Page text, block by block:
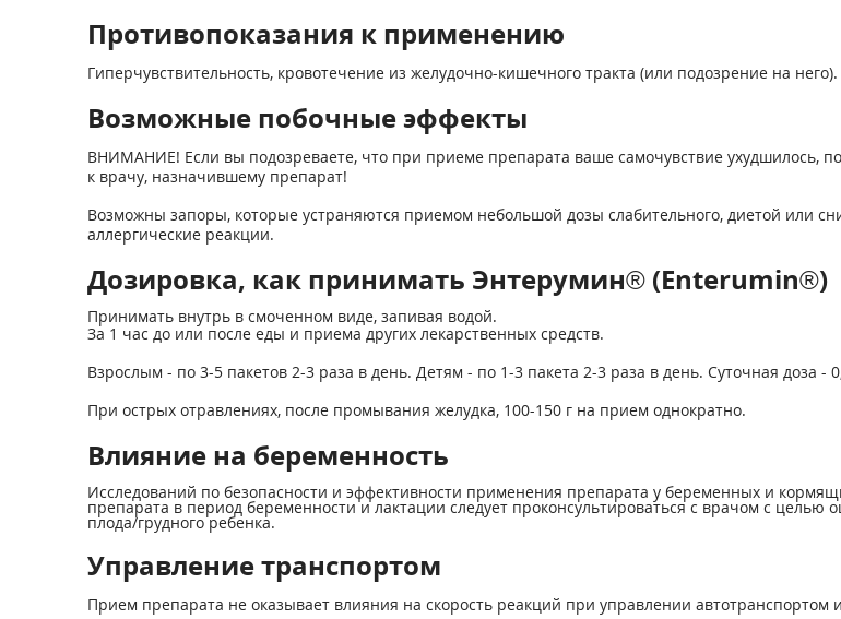
Противопоказания к применению
Гиперчувствительность, кровотечение из желудочно-кишечного тракта (или подозрение на него).
Возможные побочные эффекты
ВНИМАНИЕ! Если вы подозреваете, что при приеме препарата ваше самочувствие ухудшилось,
к врачу, назначившему препарат!
Возможны запоры, которые устраняются приемом небольшой дозы слабительного, диетой или
аллергические реакции.
Дозировка, как принимать Энтерумин® (Enterumin®)
Принимать внутрь в смоченном виде, запивая водой.
За 1 час до или после еды и приема других лекарственных средств.
Взрослым - по 3-5 пакетов 2-3 раза в день. Детям - по 1-3 пакета 2-3 раза в день. Суточная доза -
При острых отравлениях, после промывания желудка, 100-150 г на прием однократно.
Влияние на беременность
Исследований по безопасности и эффективности применения препарата у беременных и
препарата в период беременности и лактации следует проконсультироваться с врачом с
плода/грудного ребенка.
Управление транспортом
Прием препарата не оказывает влияния на скорость реакций при управлении автотранспортом